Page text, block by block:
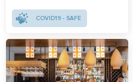
COVID19 - SAFE